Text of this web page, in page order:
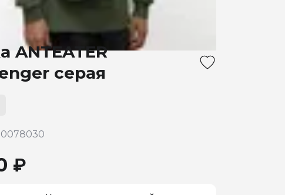
ANTEATER
серая
₽